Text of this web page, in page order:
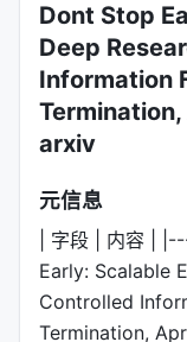
Dont Stop
Deep
Information
arxiv
元信息
| 字段 | 内容 |
Early: Scalable
Controlled
Termination,